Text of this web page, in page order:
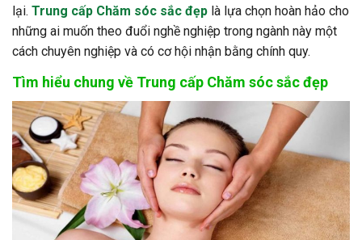
lại. Trung cấp Chăm sóc sắc đẹp là lựa chọn hoàn hảo cho
những ai muốn theo đuổi nghề nghiệp trong ngành này một
cách chuyên nghiệp và có cơ hội nhận bằng chính quy.
Tìm hiểu chung về Trung cấp Chăm sóc sắc đẹp